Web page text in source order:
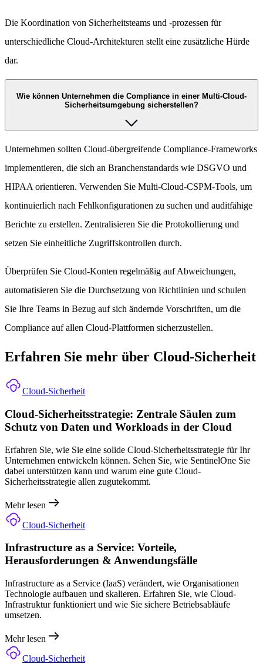
Die Koordination von Sicherheitsteams und -prozessen für
unterschiedliche Cloud-Architekturen stellt eine zusätzliche Hürde
dar.
Wie können Unternehmen die Compliance in einer Multi-Cloud-
Sicherheitsumgebung sicherstellen?
Unternehmen sollten Cloud-übergreifende Compliance-Frameworks
implementieren, die sich an Branchenstandards wie DSGVO und
HIPAA orientieren. Verwenden Sie Multi-Cloud-CSPM-Tools, um
kontinuierlich nach Fehlkonfigurationen zu suchen und auditfähige
Berichte zu erstellen. Zentralisieren Sie die Protokollierung und
setzen Sie einheitliche Zugriffskontrollen durch.
Überprüfen Sie Cloud-Konten regelmäßig auf Abweichungen,
automatisieren Sie die Durchsetzung von Richtlinien und schulen
Sie Ihre Teams in Bezug auf sich ändernde Vorschriften, um die
Compliance auf allen Cloud-Plattformen sicherzustellen.
Erfahren Sie mehr über Cloud-Sicherheit
Cloud-Sicherheit
Cloud-Sicherheitsstrategie: Zentrale Säulen zum
Schutz von Daten und Workloads in der Cloud
Erfahren Sie, wie Sie eine solide Cloud-Sicherheitsstrategie für Ihr
Unternehmen entwickeln können. Sehen Sie, wie SentinelOne Sie
dabei unterstützen kann und warum eine gute Cloud-
Sicherheitsstrategie allen zugutekommt.
Mehr lesen
Cloud-Sicherheit
Infrastructure as a Service: Vorteile,
Herausforderungen & Anwendungsfälle
Infrastructure as a Service (IaaS) verändert, wie Organisationen
Technologie aufbauen und skalieren. Erfahren Sie, wie Cloud-
Infrastruktur funktioniert und wie Sie sichere Betriebsabläufe
umsetzen.
Mehr lesen
Cloud-Sicherheit